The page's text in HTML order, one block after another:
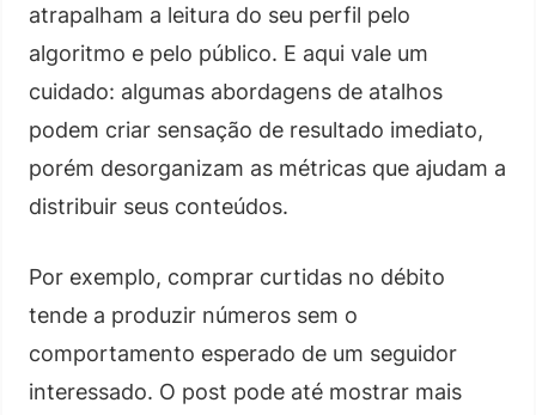
atrapalham a leitura do seu perfil pelo
algoritmo e pelo público. E aqui vale um
cuidado: algumas abordagens de atalhos
podem criar sensação de resultado imediato,
porém desorganizam as métricas que ajudam a
distribuir seus conteúdos.
Por exemplo, comprar curtidas no débito
tende a produzir números sem o
comportamento esperado de um seguidor
interessado. O post pode até mostrar mais